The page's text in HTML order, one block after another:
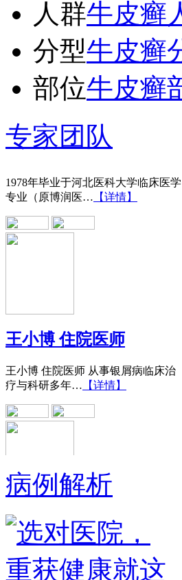
人群牛皮癣
分型牛皮癣
部位牛皮癣
专家团队
王宝旗 副主任医
王小博 住院医师
王小博 住院医师 从事银屑病临床治
黄省让 门诊医师
黄省让，男，医生。一九七六年毕业
【详情】
病例解析